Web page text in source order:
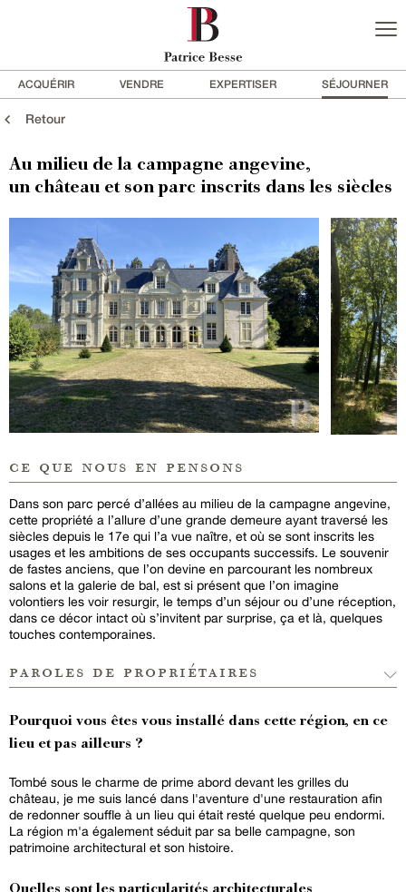
ACQUÉRIR VENDRE EXPERTISER SÉJOURNER
Retour
Au milieu de la campagne angevine,
un château et son parc inscrits dans les siècles
ce que nous en pensons
Dans son parc percé d’allées au milieu de la campagne angevine,
cette propriété a l’allure d’une grande demeure ayant traversé les
siècles depuis le 17e qui l’a vue naître, et où se sont inscrits les
usages et les ambitions de ses occupants successifs. Le souvenir
de fastes anciens, que l’on devine en parcourant les nombreux
salons et la galerie de bal, est si présent que l’on imagine
volontiers les voir resurgir, le temps d’un séjour ou d’une réception,
dans ce décor intact où s’invitent par surprise, ça et là, quelques
touches contemporaines.
paroles de propriétaires
Pourquoi vous êtes vous installé dans cette région, en ce
lieu et pas ailleurs ?
Tombé sous le charme de prime abord devant les grilles du
château, je me suis lancé dans l'aventure d'une restauration afin
de redonner souffle à un lieu qui était resté quelque peu endormi.
La région m'a également séduit par sa belle campagne, son
patrimoine architectural et son histoire.